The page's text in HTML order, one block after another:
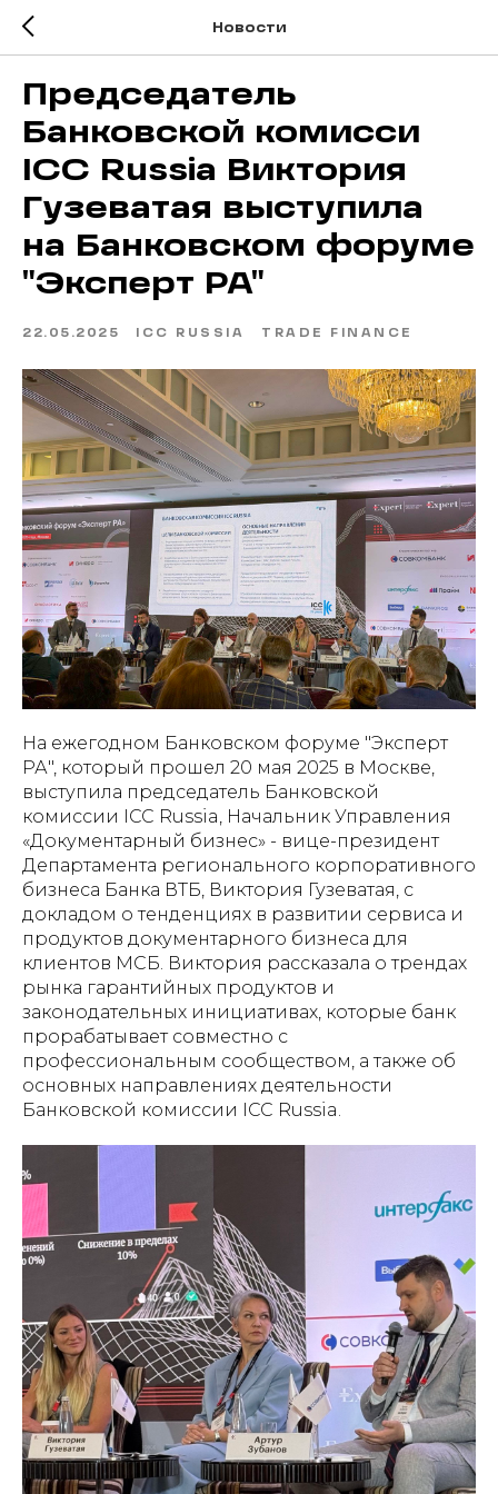
Новости
Председатель
Банковской комисси
ICC Russia Виктория
Гузеватая выступила
на Банковском форуме
"Эксперт РА"
22.05.2025 ICC RUSSIA TRADE FINANCE
На ежегодном Банковском форуме "Эксперт
РА", который прошел 20 мая 2025 в Москве,
выступила председатель Банковской
комиссии ICC Russia, Начальник Управления
«Документарный бизнес» - вице-президент
Департамента регионального корпоративного
бизнеса Банка ВТБ, Виктория Гузеватая, с
докладом о тенденциях в развитии сервиса и
продуктов документарного бизнеса для
клиентов МСБ. Виктория рассказала о трендах
рынка гарантийных продуктов и
законодательных инициативах, которые банк
прорабатывает совместно с
профессиональным сообществом, а также об
основных направлениях деятельности
Банковской комиссии ICC Russia.